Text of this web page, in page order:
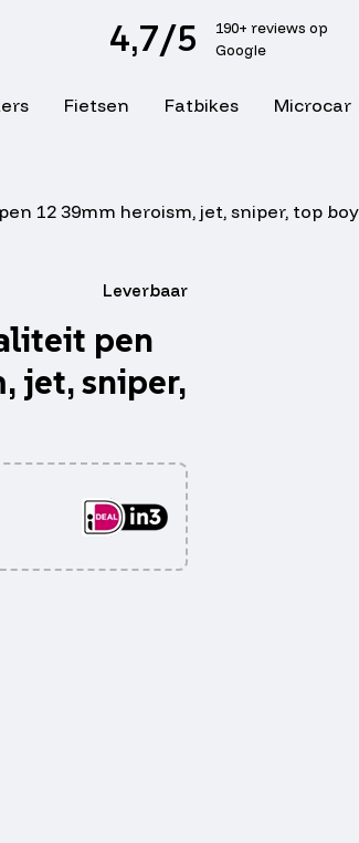
4,7/5
190+ reviews op
Google
Fietsen Fatbikes Microcar
12 39mm heroism, jet, sniper, top boy
Leverbaar
pen
jet, sniper,